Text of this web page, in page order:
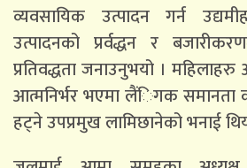
व्यवसायिक उत्पादन गर्न
उत्पादनको प्रर्वद्धन र
प्रतिवद्धता जनाउनुभयो ।
आत्मनिर्भर भएमा लैंिगक समानता
हट्ने उपप्रमुख लामिछानेको भनाई